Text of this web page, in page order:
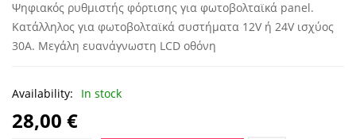
Ψηφιακός ρυθμιστής φόρτισης για φωτοβολταϊκά panel.
Κατάλληλος για φωτοβολταϊκά συστήματα 12V ή 24V ισχύος
30A. Μεγάλη ευανάγνωστη LCD οθόνη
Availability: In stock
28,00 €